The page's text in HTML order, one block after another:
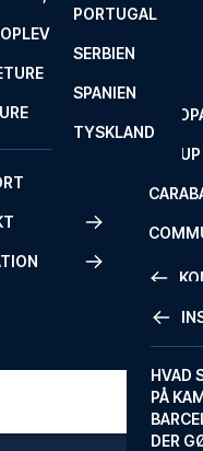
FA CUP
ROM
SEVILLA
PORTUGAL
SERBIEN
SPANIEN
TYSKLAND
FAQ
HVAD
PÅ
DER